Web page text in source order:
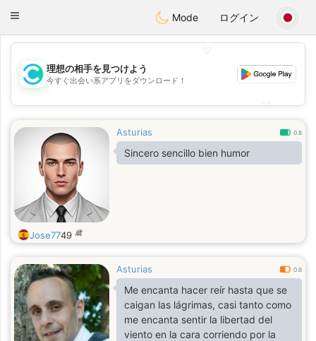
olombiaCitas
Toggle
Mode ログイン
💖
💕
理想の相手を見つけよう
今すぐ出会い系アプリをダウンロード！
Asturias 0.8
Sincero sencillo bien humor
Jose7749 歳
Asturias 0.6
Me encanta hacer reír hasta que se
caigan las lágrimas, casi tanto como
me encanta sentir la libertad del
viento en la cara corriendo por la